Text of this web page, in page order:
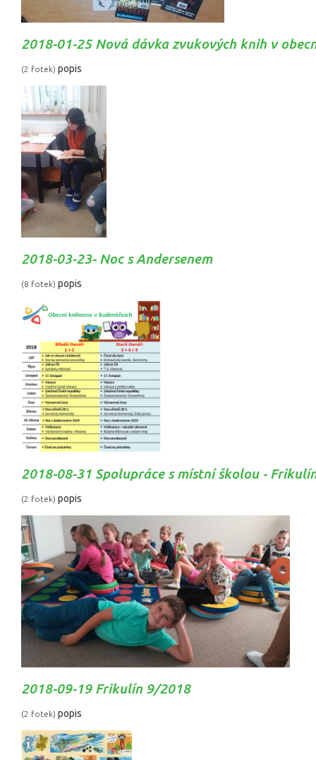
2018-01-25 Nová dávka zvukových knih v
(2 fotek) popis
2018-03-23- Noc s Andersenem
(8 fotek) popis
2018-08-31 Spolupráce s místní školou -
(2 fotek) popis
2018-09-19 Frikulín 9/2018
(2 fotek) popis